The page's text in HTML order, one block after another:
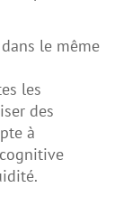
le même
les
des
à